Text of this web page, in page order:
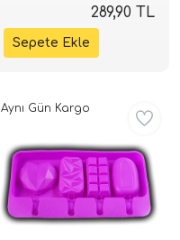
289,90 TL
Aynı Gün Kargo